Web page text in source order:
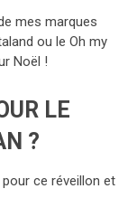
mes marques
ou le Oh my
Noël !
LE
?
ce réveillon et